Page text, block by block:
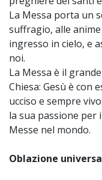
La Messa porta un
suffragio, alle
ingresso in cielo, e
noi.
La Messa è il
Chiesa: Gesù è con
ucciso e sempre
la sua passione per
Messe nel mondo.
Oblazione